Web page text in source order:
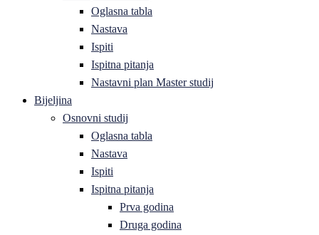
Oglasna tabla
Nastava
Ispiti
Ispitna pitanja
Nastavni plan Master studij
Bijeljina
Osnovni studij
Oglasna tabla
Nastava
Ispiti
Ispitna pitanja
Prva godina
Druga godina